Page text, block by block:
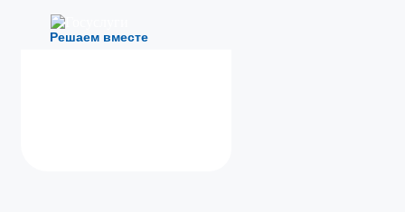
Решаем вместе